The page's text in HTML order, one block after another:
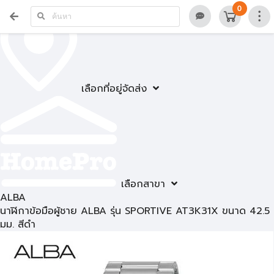
เลือกที่อยู่จัดส่ง
เลือกสาขา
0
ALBA
นาฬิกาข้อมือผู้ชาย ALBA รุ่น SPORTIVE AT3K31X ขนาด 42.5
มม. สีดำ